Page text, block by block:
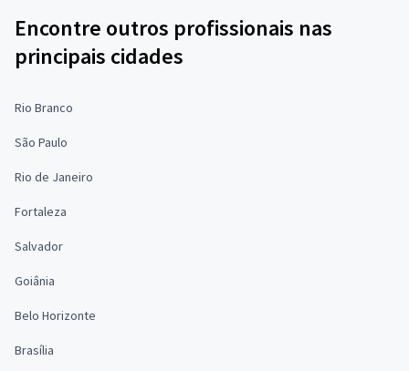
Encontre outros profissionais nas
principais cidades
Rio Branco
São Paulo
Rio de Janeiro
Fortaleza
Salvador
Goiânia
Belo Horizonte
Brasília